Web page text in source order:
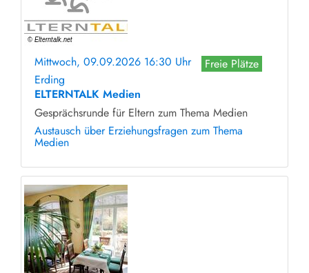
Mittwoch, 09.09.2026 16:30 Uhr
Freie Plätze
Erding
ELTERNTALK Medien
Gesprächsrunde für Eltern zum Thema Medien
Austausch über Erziehungsfragen zum Thema
Medien